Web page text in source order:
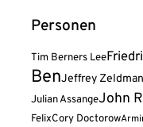
Personen
Tim Berners Lee
BenJeffrey Zeldman
Julian AssangeJohn
FelixCory Doctorow